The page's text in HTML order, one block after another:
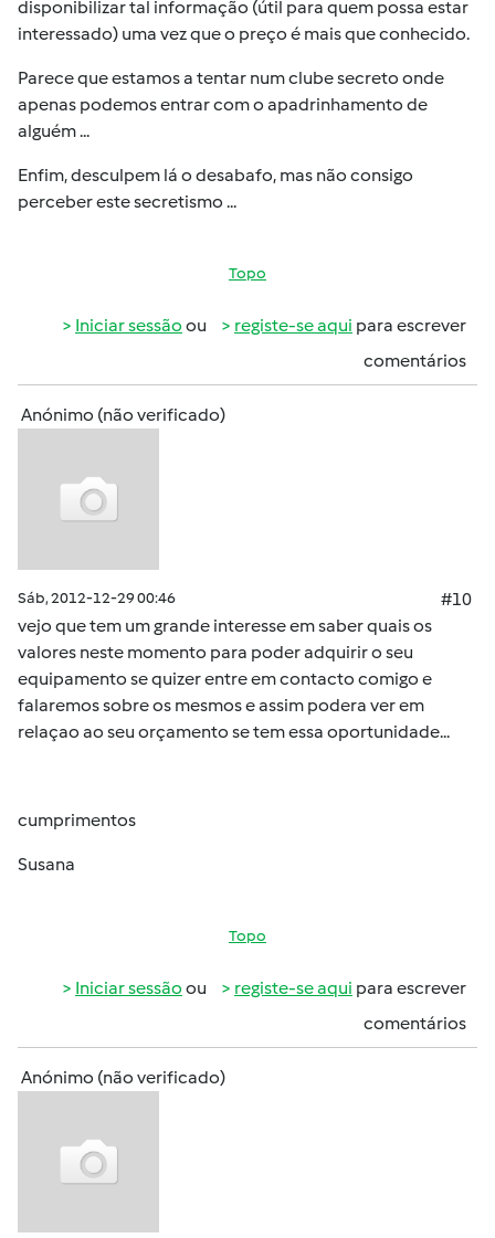
disponibilizar tal informação (útil para quem possa estar
interessado) uma vez que o preço é mais que conhecido.
Parece que estamos a tentar num clube secreto onde
apenas podemos entrar com o apadrinhamento de
alguém ...
Enfim, desculpem lá o desabafo, mas não consigo
perceber este secretismo ...
Topo
Iniciar sessão ou registe-se aqui para escrever
comentários
Anónimo (não verificado)
Sáb, 2012-12-29 00:46
#10
vejo que tem um grande interesse em saber quais os
valores neste momento para poder adquirir o seu
equipamento se quizer entre em contacto comigo e
falaremos sobre os mesmos e assim podera ver em
relaçao ao seu orçamento se tem essa oportunidade...
cumprimentos
Susana
Topo
Iniciar sessão ou registe-se aqui para escrever
comentários
Anónimo (não verificado)